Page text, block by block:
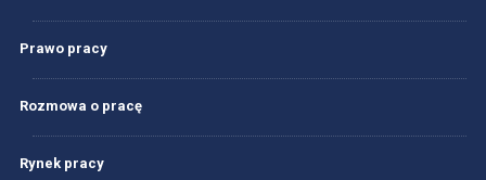
Prawo pracy
Rozmowa o pracę
Rynek pracy